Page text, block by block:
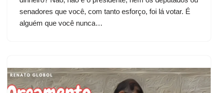
senadores que você, com tanto esforço, foi lá votar. É
alguém que você nunca…